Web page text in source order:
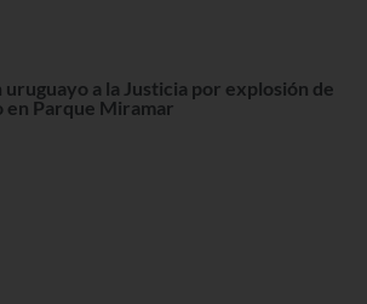
a la Justicia por explosión de
en Parque Miramar